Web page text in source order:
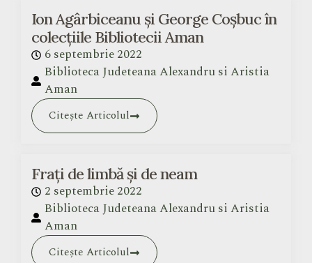
Ion Agârbiceanu și George Coșbuc în
colecțiile Bibliotecii Aman
6 septembrie 2022
Biblioteca Judeteana Alexandru si Aristia
Aman
Citește Articolul
Frați de limbă și de neam
2 septembrie 2022
Biblioteca Judeteana Alexandru si Aristia
Aman
Citește Articolul